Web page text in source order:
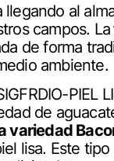
llegando al
campos. La
de forma
ambiente.
de
variedad
lisa. Este